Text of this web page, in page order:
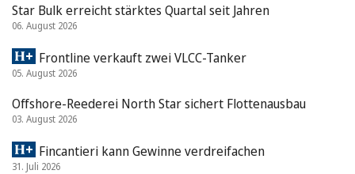
Star Bulk erreicht stärktes Quartal seit Jahren
06. August 2026
Frontline verkauft zwei VLCC-Tanker
05. August 2026
Offshore-Reederei North Star sichert Flottenausbau
03. August 2026
Fincantieri kann Gewinne verdreifachen
31. Juli 2026